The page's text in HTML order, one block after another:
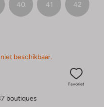
40 41 42
beschikbaar.
Favoriet
boutiques